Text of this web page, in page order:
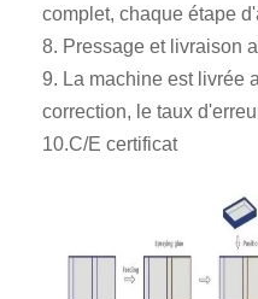
complet, chaque étape
8. Pressage et livraison
9. La machine est livrée
correction, le taux
10.C/E certificat